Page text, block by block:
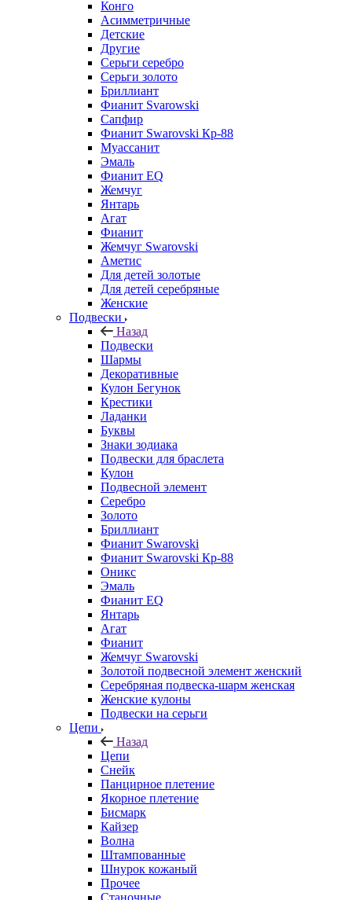
Конго
Асимметричные
Детские
Другие
Серьги серебро
Серьги золото
Бриллиант
Фианит Svarowski
Сапфир
Фианит Swarovski Кр-88
Муассанит
Эмаль
Фианит EQ
Жемчуг
Янтарь
Агат
Фианит
Жемчуг Swarovski
Аметис
Для детей золотые
Для детей серебряные
Женские
Подвески
Назад
Подвески
Шармы
Декоративные
Кулон Бегунок
Крестики
Ладанки
Буквы
Знаки зодиака
Подвески для браслета
Кулон
Подвесной элемент
Серебро
Золото
Бриллиант
Фианит Swarovski
Фианит Swarovski Кр-88
Оникс
Эмаль
Фианит EQ
Янтарь
Агат
Фианит
Жемчуг Swarovski
Золотой подвесной элемент женcкий
Серебряная подвеска-шарм женская
Женские кулоны
Подвески на серьги
Цепи
Назад
Цепи
Снейк
Панцирное плетение
Якорное плетение
Бисмарк
Кайзер
Волна
Штампованные
Шнурок кожаный
Прочее
Станочные